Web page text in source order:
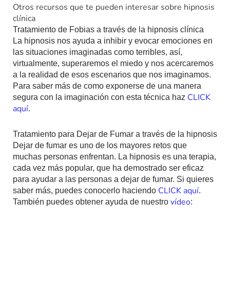
Otros recursos que te pueden interesar sobre hipnosis
clínica
Tratamiento de Fobias a través de la hipnosis clínica
La hipnosis nos ayuda a inhibir y evocar emociones en
las situaciones imaginadas como terribles, así,
virtualmente, superaremos el miedo y nos acercaremos
a la realidad de esos escenarios que nos imaginamos.
Para saber más de como exponerse de una manera
segura con la imaginación con esta técnica haz CLICK
aquí.
Tratamiento para Dejar de Fumar a través de la hipnosis
Dejar de fumar es uno de los mayores retos que
muchas personas enfrentan. La hipnosis es una terapia,
cada vez más popular, que ha demostrado ser eficaz
para ayudar a las personas a dejar de fumar. Si quieres
saber más, puedes conocerlo haciendo CLICK aquí.
También puedes obtener ayuda de nuestro vídeo: